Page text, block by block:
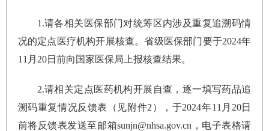
1.请各相关医保部门对统筹区内涉及重复追溯码情
况的定点医疗机构开展核查。省级医保部门要于2024年
11月20日前向国家医保局上报核查结果。
2.请相关定点医药机构开展自查，逐一填写药品追
溯码重复情况反馈表（见附件2），于2024年11月20日
前将反馈表发送至邮箱sunjn@nhsa.gov.cn，电子表格请